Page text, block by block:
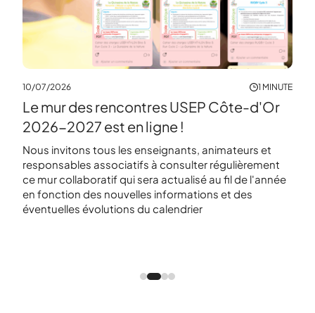
10/07/2026 1 MINUTE
Le mur des rencontres USEP Côte-d'Or
2026-2027 est en ligne !
Nous invitons tous les enseignants, animateurs et
responsables associatifs à consulter régulièrement
ce mur collaboratif qui sera actualisé au fil de l'année
en fonction des nouvelles informations et des
éventuelles évolutions du calendrier